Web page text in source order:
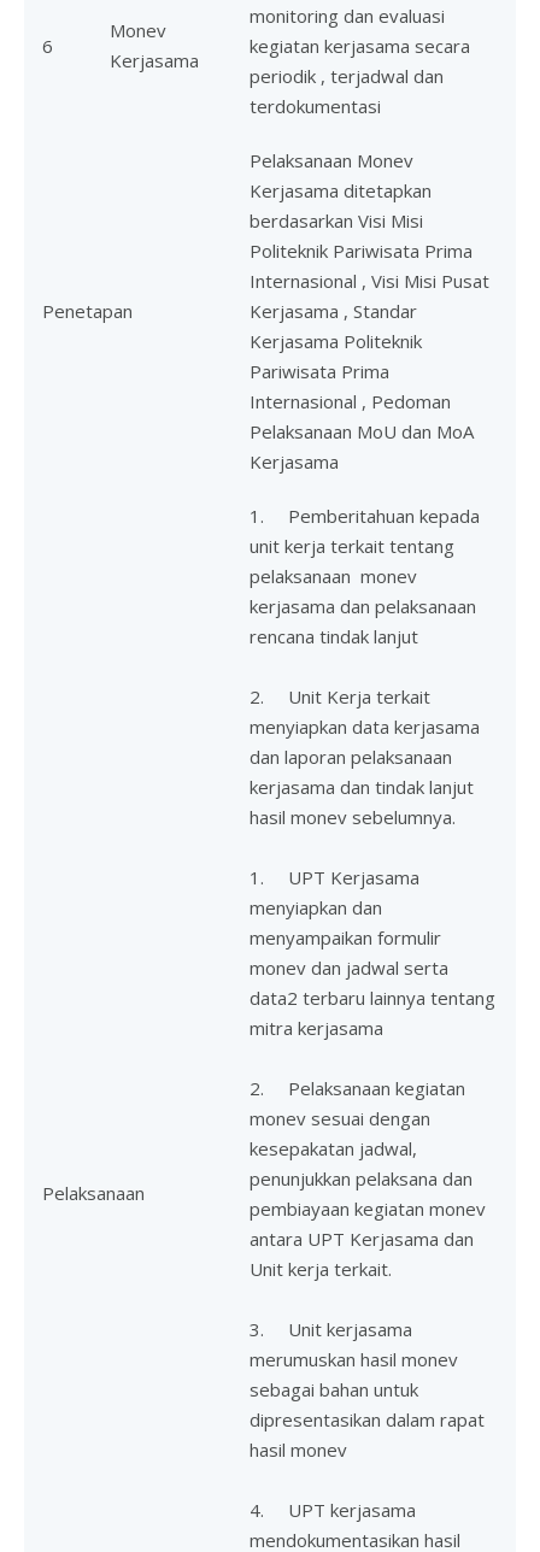
6
Monev
Kerjasama
monitoring dan evaluasi
kegiatan kerjasama secara
periodik , terjadwal dan
terdokumentasi
Penetapan
Pelaksanaan Monev
Kerjasama ditetapkan
berdasarkan Visi Misi
Politeknik Pariwisata Prima
Internasional , Visi Misi Pusat
Kerjasama , Standar
Kerjasama Politeknik
Pariwisata Prima
Internasional , Pedoman
Pelaksanaan MoU dan MoA
Kerjasama
Pelaksanaan
1. Pemberitahuan kepada
unit kerja terkait tentang
pelaksanaan monev
kerjasama dan pelaksanaan
rencana tindak lanjut
2. Unit Kerja terkait
menyiapkan data kerjasama
dan laporan pelaksanaan
kerjasama dan tindak lanjut
hasil monev sebelumnya.
1. UPT Kerjasama
menyiapkan dan
menyampaikan formulir
monev dan jadwal serta
data2 terbaru lainnya tentang
mitra kerjasama
2. Pelaksanaan kegiatan
monev sesuai dengan
kesepakatan jadwal,
penunjukkan pelaksana dan
pembiayaan kegiatan monev
antara UPT Kerjasama dan
Unit kerja terkait.
3. Unit kerjasama
merumuskan hasil monev
sebagai bahan untuk
dipresentasikan dalam rapat
hasil monev
4. UPT kerjasama
mendokumentasikan hasil